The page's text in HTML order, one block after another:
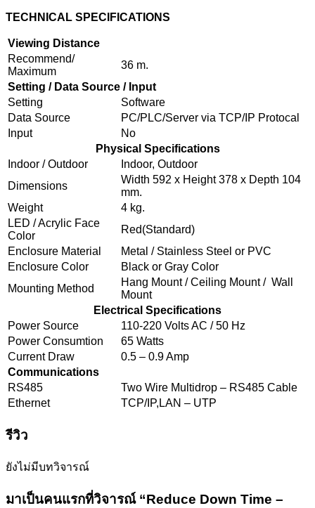
TECHNICAL SPECIFICATIONS
Viewing Distance
Recommend/
Maximum
36 m.
Setting / Data Source / Input
Setting
Software
Data Source
PC/PLC/Server via TCP/IP Protocal
Input
No
Physical Specifications
Indoor / Outdoor
Indoor, Outdoor
Dimensions
Width 592 x Height 378 x Depth 104
mm.
Weight
4 kg.
LED / Acrylic Face
Color
Red(Standard)
Enclosure Material
Metal / Stainless Steel or PVC
Enclosure Color
Black or Gray Color
Mounting Method
Hang Mount / Ceiling Mount / Wall
Mount
Electrical Specifications
Power Source
110-220 Volts AC / 50 Hz
Power Consumtion
65 Watts
Current Draw
0.5 – 0.9 Amp
Communications
RS485
Two Wire Multidrop – RS485 Cable
Ethernet
TCP/IP,LAN – UTP
รีวิว
ยังไม่มีบทวิจารณ์
มาเป็นคนแรกที่วิจารณ์ “Reduce Down Time –